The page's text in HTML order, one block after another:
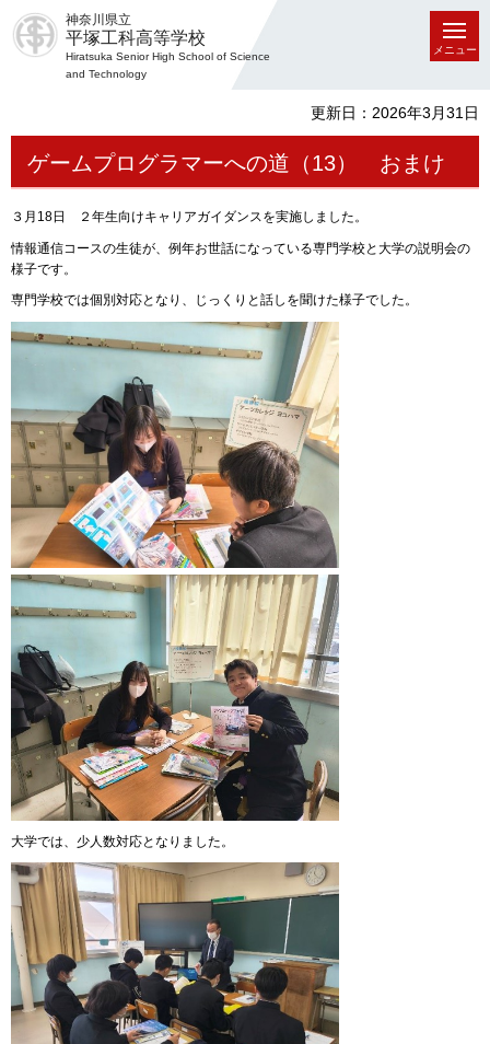
神奈川県立
平塚工科高等学校
Hiratsuka Senior High School of Science
and Technology
メニュー
更新日：2026年3月31日
ゲームプログラマーへの道（13） おまけ
３月18日 ２年生向けキャリアガイダンスを実施しました。
情報通信コースの生徒が、例年お世話になっている専門学校と大学の説明会の
様子です。
専門学校では個別対応となり、じっくりと話しを聞けた様子でした。
大学では、少人数対応となりました。